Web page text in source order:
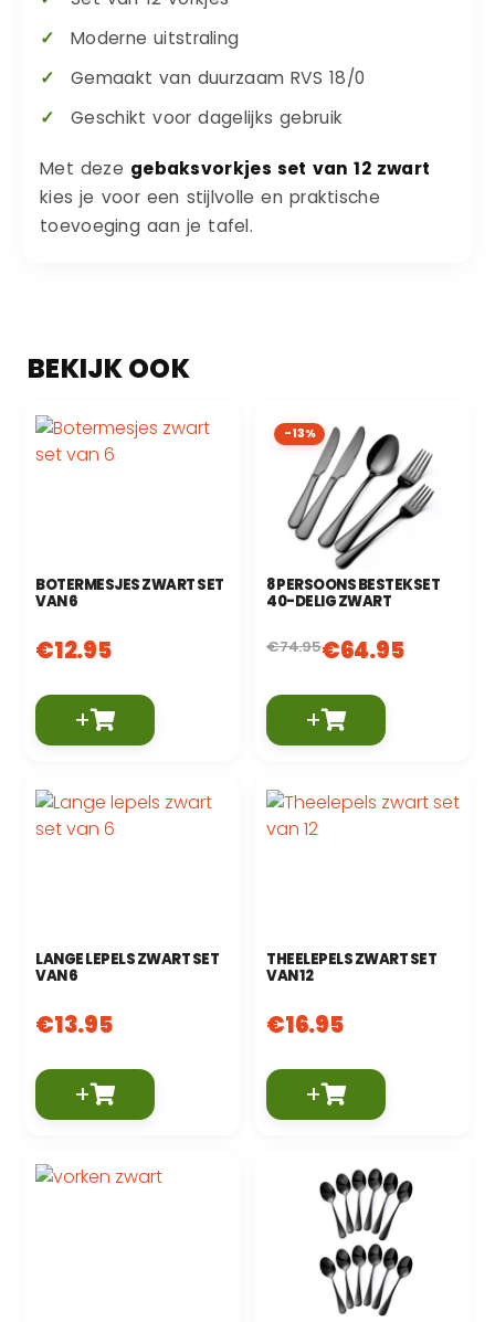
Moderne uitstraling
Gemaakt van duurzaam RVS 18/0
Geschikt voor dagelijks gebruik
Met deze gebaksvorkjes set van 12 zwart
kies je voor een stijlvolle en praktische
toevoeging aan je tafel.
BOTERMESJES ZWART SET
VAN 6
€12.95
+
-13%
8 PERSOONS BESTEKSET
40-DELIG ZWART
€74.95€64.95
+
LANGE LEPELS ZWART SET
VAN 6
€13.95
+
THEELEPELS ZWART SET
VAN 12
€16.95
+